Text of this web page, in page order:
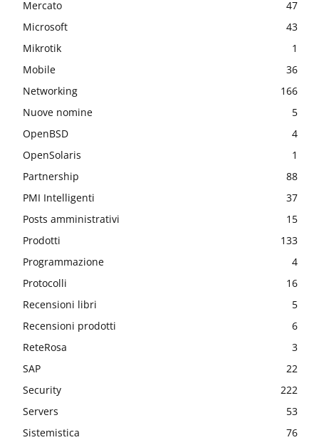
Mercato
47
Microsoft
43
Mikrotik
1
Mobile
36
Networking
166
Nuove nomine
5
OpenBSD
4
OpenSolaris
1
Partnership
88
PMI Intelligenti
37
Posts amministrativi
15
Prodotti
133
Programmazione
4
Protocolli
16
Recensioni libri
5
Recensioni prodotti
6
ReteRosa
3
SAP
22
Security
222
Servers
53
Sistemistica
76